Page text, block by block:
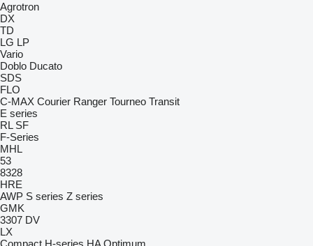
Agrotron
DX
TD
LG LP
Vario
Doblo Ducato
SDS
FLO
C-MAX Courier Ranger Tourneo Transit
E series
RL SF
F-Series
MHL
53
8328
HRE
AWP S series Z series
GMK
3307 DV
LX
Compact H-series HA Optimum